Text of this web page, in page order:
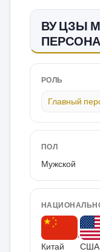
ВУ ЦЗЫ
РОЛЬ
Главный
ПОЛ
Мужской
Китай
,
США